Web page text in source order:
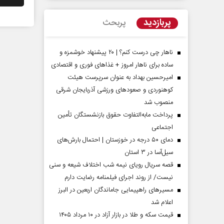
پربازدید پربحث
ناهار چی درست کنم؟ | ۲۰ پیشنهاد خوشمزه و
ساده برای ناهار امروز + غذاهای فوری و اقتصادی
امیرحسین بهداد به عنوان سرپرست هیئت
کوهنوردی و صعودهای ورزشی آذربایجان شرقی
منصوب شد
پرداخت مابه‌التفاوت حقوق بازنشستگان تأمین
اجتماعی
دمای ۵۰ درجه در خوزستان | احتمال بارش‌های
سیل‌آسا در ۳ استان
قصه سریال رویای نیمه شب اختلاف شیعه و سنی
نیست/ از روند اجرای فیلمنامه رضایت دارم
مسیر‌های راهپیمایی جاماندگان اربعین در البرز
اعلام شد
قیمت سکه و طلا در بازار آزاد در ۱۰ مرداد ۱۴۰۵
صفحات نخست روزنامه ها‌ی‌سه‌شنبه ۶ مردادماه